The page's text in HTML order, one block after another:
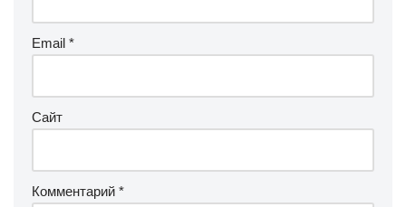
Email *
Сайт
Комментарий *